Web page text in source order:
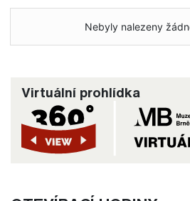
Nebyly nalezeny
Virtuální prohlídka